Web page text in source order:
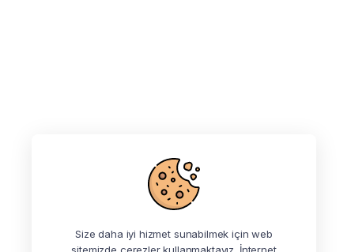
Size daha iyi hizmet sunabilmek için web